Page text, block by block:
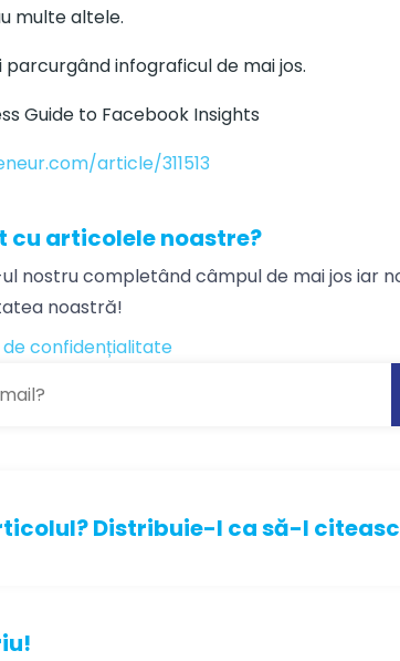
multe altele.
infograficul de mai jos.
article/311513
cu articolele noastre?
nostru completând câmpul de mai jos iar
noastră!
de confidențialitate
Distribuie-l ca să-l